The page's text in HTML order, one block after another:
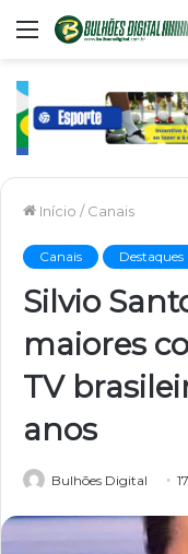
Menu
Início / Canais
Canais Destaques
Silvio
maiores
TV
anos
Bulhões Digital